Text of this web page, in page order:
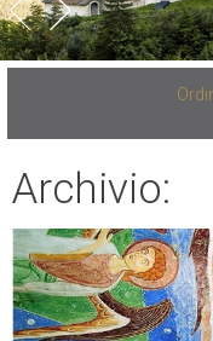
Archivio: